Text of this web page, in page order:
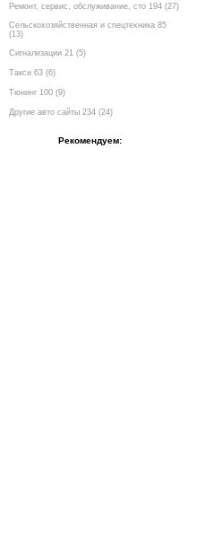
Ремонт, сервис, обслуживание, сто 194 (27)
Сельскохозяйственная и спецтехника 85
(13)
Сигнализации 21 (5)
Такси 63 (6)
Тюнинг 100 (9)
Другие авто сайты 234 (24)
Рекомендуем: